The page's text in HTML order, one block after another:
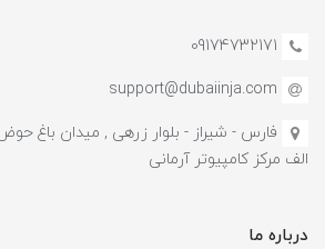
09174732171
support@dubaiinja.com
الف مرکز کامپیوتر آرمانی
درباره ما